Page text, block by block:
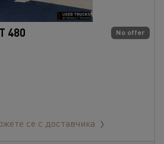
No offer
480
се с доставчика